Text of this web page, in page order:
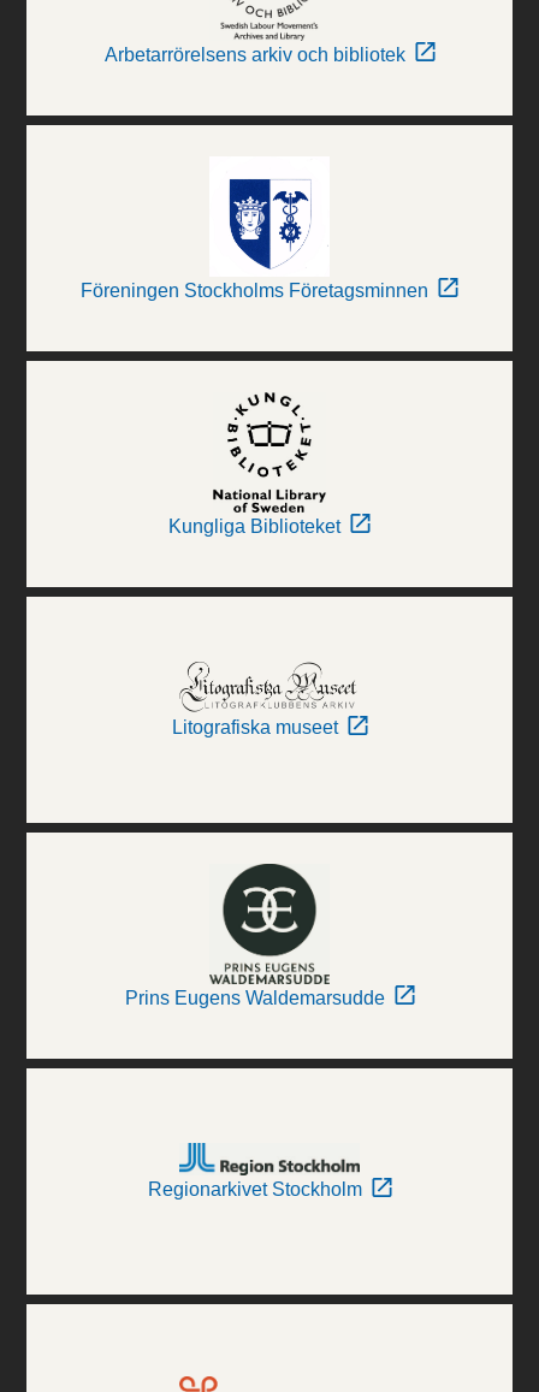
Arbetarrörelsens arkiv och bibliotek
Föreningen Stockholms Företagsminnen
Kungliga Biblioteket
Litografiska museet
Prins Eugens Waldemarsudde
Regionarkivet Stockholm